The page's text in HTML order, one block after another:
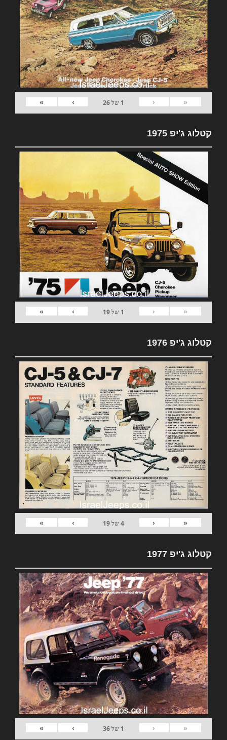
«
‹
1 של26
›
»
קטלוג ג'יפ 1975
«
‹
1 של19
›
»
קטלוג ג'יפ 1976
«
‹
4של19
›
»
קטלוג ג'יפ 1977
«
‹
1 של36
›
»